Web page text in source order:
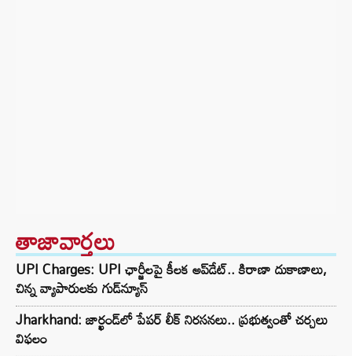
తాజావార్తలు
UPI Charges: UPI ఛార్జీలపై కీలక అప్‌డేట్.. కిరాణా దుకాణాలు,
చిన్న వ్యాపారులకు గుడ్‌న్యూస్
Jharkhand: జార్ఖండ్‌లో పేపర్ లీక్ నిరసనలు.. ప్రభుత్వంతో చర్చలు
విఫలం